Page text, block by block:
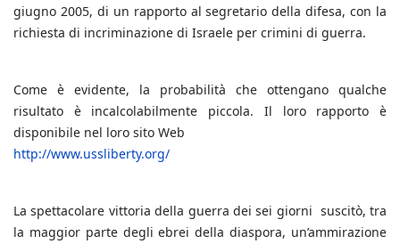
giugno 2005, di un rapporto al segretario della difesa, con la
richiesta di incriminazione di Israele per crimini di guerra.
Come è evidente, la probabilità che ottengano qualche
risultato è incalcolabilmente piccola. Il loro rapporto è
disponibile nel loro sito Web
http://www.ussliberty.org/
La spettacolare vittoria della guerra dei sei giorni suscitò, tra
la maggior parte degli ebrei della diaspora, un’ammirazione